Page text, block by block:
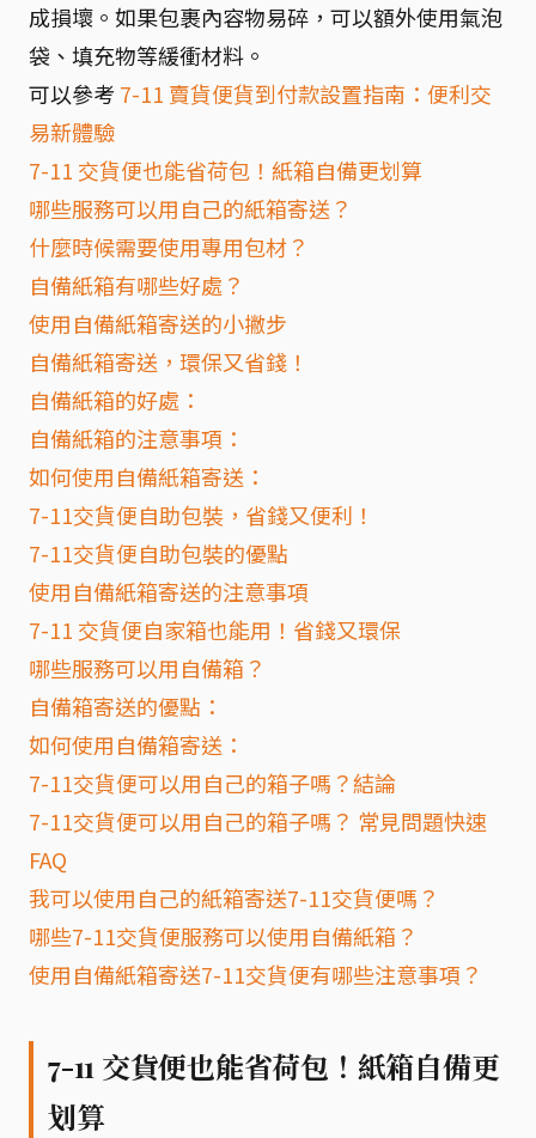
成損壞。如果包裹內容物易碎，可以額外使用氣泡
袋、填充物等緩衝材料。
可以參考 7-11 賣貨便貨到付款設置指南：便利交
易新體驗
7-11 交貨便也能省荷包！紙箱自備更划算
哪些服務可以用自己的紙箱寄送？
什麼時候需要使用專用包材？
自備紙箱有哪些好處？
使用自備紙箱寄送的小撇步
自備紙箱寄送，環保又省錢！
自備紙箱的好處：
自備紙箱的注意事項：
如何使用自備紙箱寄送：
7-11交貨便自助包裝，省錢又便利！
7-11交貨便自助包裝的優點
使用自備紙箱寄送的注意事項
7-11 交貨便自家箱也能用！省錢又環保
哪些服務可以用自備箱？
自備箱寄送的優點：
如何使用自備箱寄送：
7-11交貨便可以用自己的箱子嗎？結論
7-11交貨便可以用自己的箱子嗎？ 常見問題快速
FAQ
我可以使用自己的紙箱寄送7-11交貨便嗎？
哪些7-11交貨便服務可以使用自備紙箱？
使用自備紙箱寄送7-11交貨便有哪些注意事項？
7-11 交貨便也能省荷包！紙箱自備更
划算